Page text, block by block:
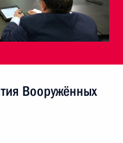
Вооружённых